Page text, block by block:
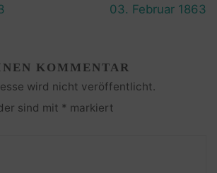
03. Februar 1863
KOMMENTAR
wird nicht veröffentlicht.
sind mit * markiert